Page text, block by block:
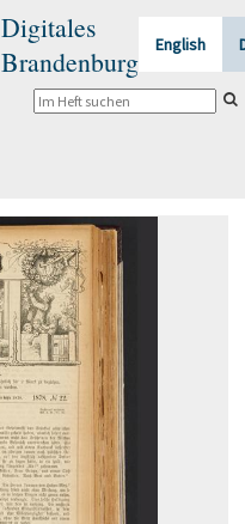
Digitales
Brandenburg
English